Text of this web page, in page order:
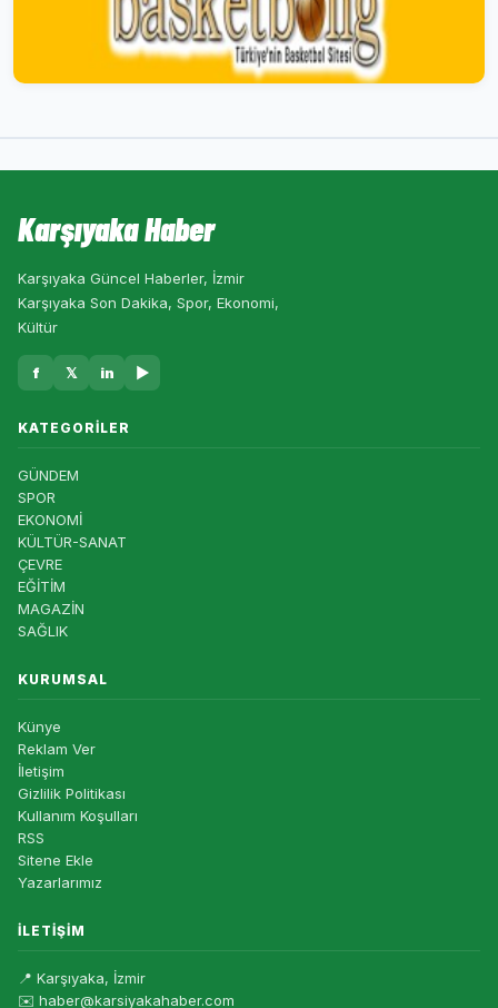
Karşıyaka Haber
Karşıyaka Güncel Haberler, İzmir
Karşıyaka Son Dakika, Spor, Ekonomi,
Kültür
f 𝕏 in ▶
KATEGORILER
GÜNDEM
SPOR
EKONOMİ
KÜLTÜR-SANAT
ÇEVRE
EĞİTİM
MAGAZİN
SAĞLIK
KURUMSAL
Künye
Reklam Ver
İletişim
Gizlilik Politikası
Kullanım Koşulları
RSS
Sitene Ekle
Yazarlarımız
İLETIŞIM
📍 Karşıyaka, İzmir
✉️ haber@karsiyakahaber.com